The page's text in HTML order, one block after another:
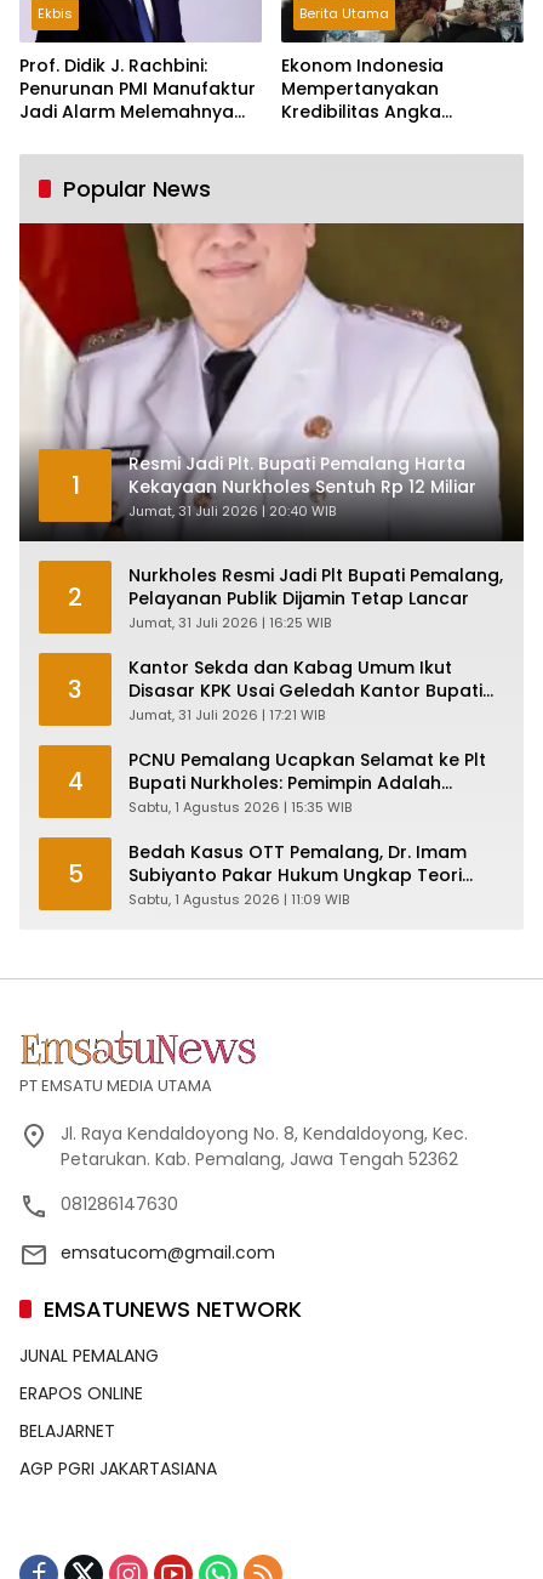
Ekbis
Prof. Didik J. Rachbini:
Penurunan PMI Manufaktur
Jadi Alarm Melemahnya
Berita Utama
Ekonom Indonesia
Mempertanyakan
Kredibilitas Angka
Tumbuh Tapi Rapuh
Popular News
1
Resmi Jadi Plt. Bupati Pemalang Harta
Kekayaan Nurkholes Sentuh Rp 12 Miliar
Jumat, 31 Juli 2026 | 20:40 WIB
2
Nurkholes Resmi Jadi Plt Bupati Pemalang,
Pelayanan Publik Dijamin Tetap Lancar
Jumat, 31 Juli 2026 | 16:25 WIB
3
Kantor Sekda dan Kabag Umum Ikut
Disasar KPK Usai Geledah Kantor Bupati
Pemalang
Jumat, 31 Juli 2026 | 17:21 WIB
4
PCNU Pemalang Ucapkan Selamat ke Plt
Bupati Nurkholes: Pemimpin Adalah
Pelayan Rakyat!
Sabtu, 1 Agustus 2026 | 15:35 WIB
5
Bedah Kasus OTT Pemalang, Dr. Imam
Subiyanto Pakar Hukum Ungkap Teori
Penyertaan KPK
Sabtu, 1 Agustus 2026 | 11:09 WIB
PT EMSATU MEDIA UTAMA
Jl. Raya Kendaldoyong No. 8, Kendaldoyong, Kec.
Petarukan. Kab. Pemalang, Jawa Tengah 52362
081286147630
emsatucom@gmail.com
EMSATUNEWS NETWORK
JUNAL PEMALANG
ERAPOS ONLINE
BELAJARNET
AGP PGRI JAKARTASIANA